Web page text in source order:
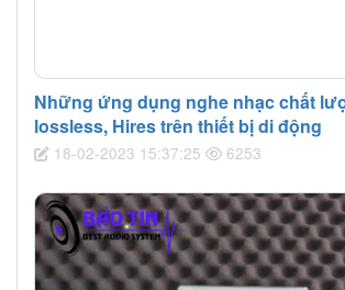
Những ứng dụng nghe nhạc chất
lossless, Hires trên thiết bị di động
18-02-2023 15:37:25 6253